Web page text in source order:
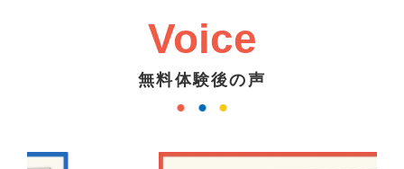
Voice
無料体験後の声